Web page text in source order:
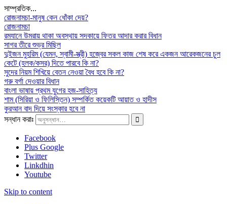
সাম্প্রতিক...
রোজনামচা-মানুষ কেন ধোঁকা দেয়?
রোজনামচা
রমযানে উমরায় থাকা অবস্থায় সদকায়ে ফিতর আদার করার বিধান
সাগর তীরে শুভ্র মিছিল
দুইজন মুহরিম (যেমন, স্বামী-স্ত্রী) হজ্বের সকল কাজ শেষ করে একজন আরেকজনের চুল
কেটে (হলক/কসর) দিতে পারবে কি না?
সুদের নিয়ম শিখিয়ে বেতন নেওয়া বৈধ হবে কি না?
গরু বর্গা দেওয়ার বিধান
বাংলা ভাষায় প্রথম যুগের হজ-সাহিত্য
শাম (সিরিয়া ও ফিলিস্তিন) সম্পর্কিত কয়েকটি আয়াত ও হাদীস
কুরআন বাদ দিয়ে সংস্কার হবে না
সন্ধান করাঃ
Facebook
Plus Google
Twitter
Linkdhin
Youtube
Skip to content